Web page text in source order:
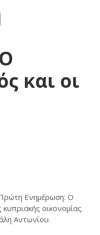
και οι
Ενημέρωση: Ο
οικονομίας.
Αντωνίου.